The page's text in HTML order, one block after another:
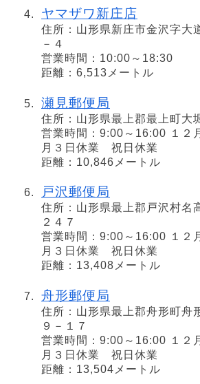
ヤマザワ新庄店
住所：山形県新庄市金沢字大
－４
営業時間：10:00～18:30
距離：6,513メートル
瀬見郵便局
住所：山形県最上郡最上町大
営業時間：9:00～16:00 １２
月３日休業 祝日休業
距離：10,846メートル
戸沢郵便局
住所：山形県最上郡戸沢村名
２４７
営業時間：9:00～16:00 １２
月３日休業 祝日休業
距離：13,408メートル
舟形郵便局
住所：山形県最上郡舟形町舟
９－１７
営業時間：9:00～16:00 １２
月３日休業 祝日休業
距離：13,504メートル